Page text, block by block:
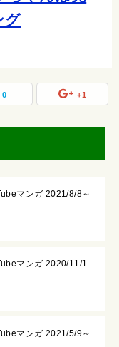
グ
0 +1
マンガ 2021/8/8～
マンガ 2020/11/1
マンガ 2021/5/9～